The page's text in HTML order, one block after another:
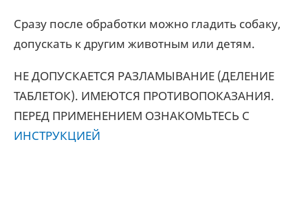
Сразу после обработки можно гладить собаку,
допускать к другим животным или детям.
НЕ ДОПУСКАЕТСЯ РАЗЛАМЫВАНИЕ (ДЕЛЕНИЕ
ТАБЛЕТОК). ИМЕЮТСЯ ПРОТИВОПОКАЗАНИЯ.
ПЕРЕД ПРИМЕНЕНИЕМ ОЗНАКОМЬТЕСЬ С
ИНСТРУКЦИЕЙ